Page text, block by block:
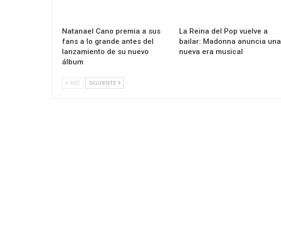
Natanael Cano premia a sus
fans a lo grande antes del
lanzamiento de su nuevo
álbum
La Reina del Pop vuelve a
bailar: Madonna anuncia una
nueva era musical
ANT SIGUIENTE